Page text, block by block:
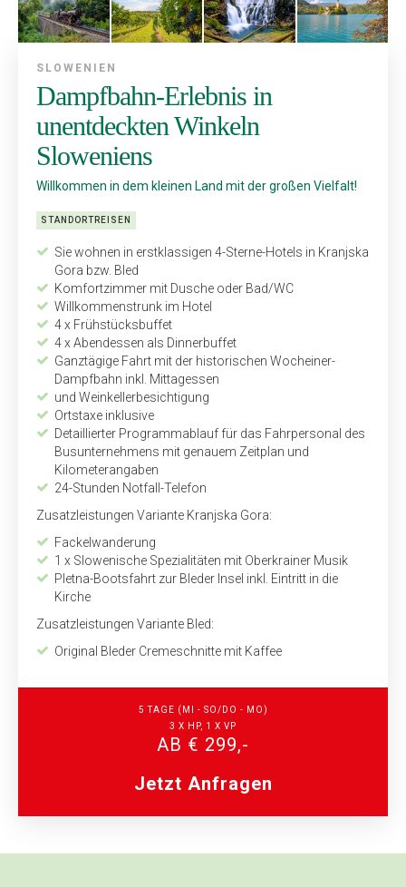
SLOWENIEN
Dampfbahn-Erlebnis in
unentdeckten Winkeln
Sloweniens
Willkommen in dem kleinen Land mit der großen Vielfalt!
STANDORTREISEN
Sie wohnen in erstklassigen 4-Sterne-Hotels in Kranjska
Gora bzw. Bled
Komfortzimmer mit Dusche oder Bad/WC
Willkommenstrunk im Hotel
4 x Frühstücksbuffet
4 x Abendessen als Dinnerbuffet
Ganztägige Fahrt mit der historischen Wocheiner-
Dampfbahn inkl. Mittagessen
und Weinkellerbesichtigung
Ortstaxe inklusive
Detaillierter Programmablauf für das Fahrpersonal des
Busunternehmens mit genauem Zeitplan und
Kilometerangaben
24-Stunden Notfall-Telefon
Zusatzleistungen Variante Kranjska Gora:
Fackelwanderung
1 x Slowenische Spezialitäten mit Oberkrainer Musik
Pletna-Bootsfahrt zur Bleder Insel inkl. Eintritt in die
Kirche
Zusatzleistungen Variante Bled:
Original Bleder Cremeschnitte mit Kaffee
5 TAGE (MI - SO/DO - MO)
3 X HP, 1 X VP
AB € 299,-
Jetzt Anfragen